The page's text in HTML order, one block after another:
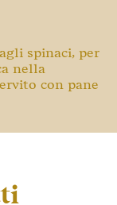
spinaci, per
nella
con pane